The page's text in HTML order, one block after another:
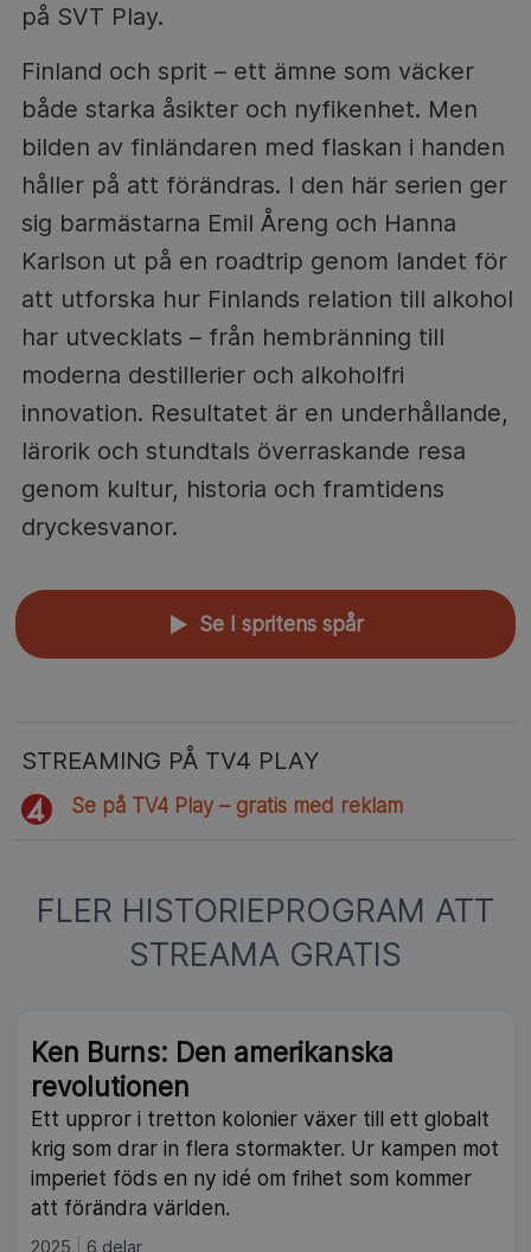
på SVT Play.
Finland och sprit – ett ämne som väcker
både starka åsikter och nyfikenhet. Men
bilden av finländaren med flaskan i handen
håller på att förändras. I den här serien ger
sig barmästarna Emil Åreng och Hanna
Karlson ut på en roadtrip genom landet för
att utforska hur Finlands relation till alkohol
har utvecklats – från hembränning till
moderna destillerier och alkoholfri
innovation. Resultatet är en underhållande,
lärorik och stundtals överraskande resa
genom kultur, historia och framtidens
dryckesvanor.
▲ Se I spritens spår
STREAMING PÅ TV4 PLAY
Se på TV4 Play – gratis med reklam
FLER HISTORIEPROGRAM ATT
STREAMA GRATIS
Ken Burns: Den amerikanska
revolutionen
Ett uppror i tretton kolonier växer till ett globalt
krig som drar in flera stormakter. Ur kampen mot
imperiet föds en ny idé om frihet som kommer
att förändra världen.
2025 6 delar